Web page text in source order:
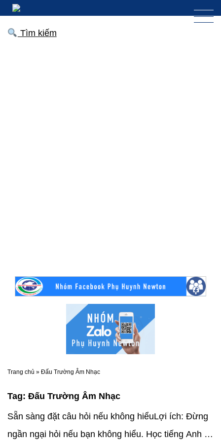
Tìm kiếm
Trang chủ » Đấu Trường Âm Nhạc
Tag: Đấu Trường Âm Nhạc
Sẵn sàng đặt câu hỏi nếu không hiểuLợi ích: Đừng
ngần ngại hỏi nếu bạn không hiểu. Học tiếng Anh là